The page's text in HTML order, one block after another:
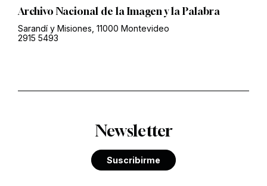
Archivo Nacional de la Imagen y la Palabra
Sarandí y Misiones, 11000 Montevideo
2915 5493
Newsletter
Suscribirme